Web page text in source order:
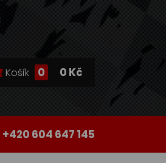
Košík 0 0 Kč
+420 604 647 145